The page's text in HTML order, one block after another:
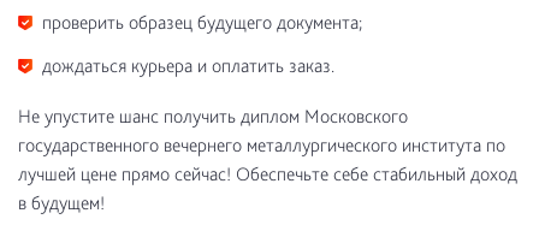
проверить образец будущего документа;
дождаться курьера и оплатить заказ.
Не упустите шанс получить диплом Московского
государственного вечернего металлургического института по
лучшей цене прямо сейчас! Обеспечьте себе стабильный доход
в будущем!